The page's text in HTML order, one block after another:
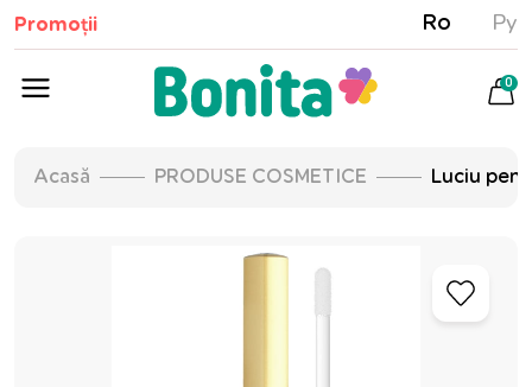
Promoții Ro Ру
0
Acasă PRODUSE COSMETICE Luciu